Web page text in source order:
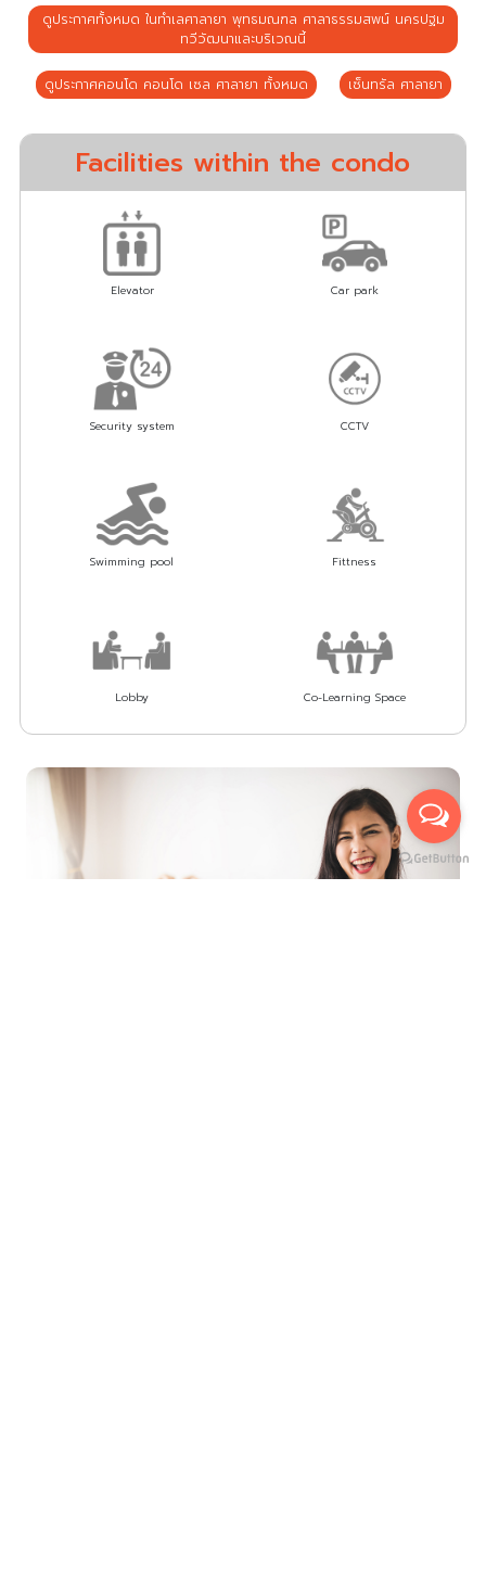
ดูประกาศทั้งหมด ในทำเลศาลายา พุทธมณฑล ศาลาธรรมสพน์ นครปฐม
ทวีวัฒนาและบริเวณนี้
ดูประกาศคอนโด คอนโด เซล ศาลายา ทั้งหมด เซ็นทรัล ศาลายา
Facilities within the condo
Elevator Car park
Security system CCTV
Swimming pool Fittness
Lobby Co-Learning Space